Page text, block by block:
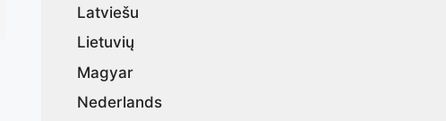
Latviešu
Lietuvių
Magyar
Nederlands